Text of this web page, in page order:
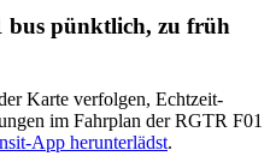
bus pünktlich, zu früh
Karte verfolgen, Echtzeit-
im Fahrplan der RGTR F01
App herunterlädst.